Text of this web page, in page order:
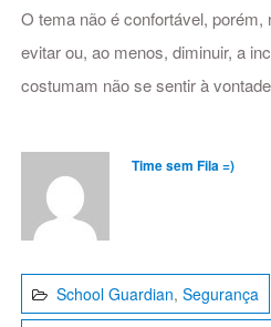
O tema não é confortável,
evitar ou, ao menos, diminuir, a
costumam não se sentir à
Time sem Fila =)
School Guardian, Segurança